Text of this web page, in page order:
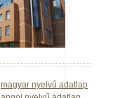
magyar nyelvű adatlap